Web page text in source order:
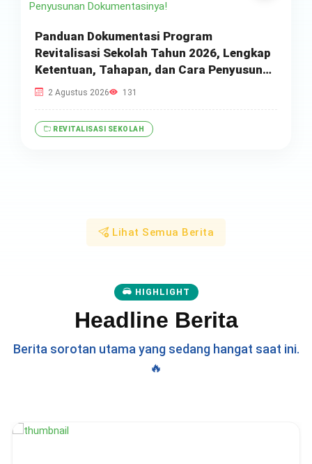
Panduan Dokumentasi Program
Revitalisasi Sekolah Tahun 2026, Lengkap
Ketentuan, Tahapan, dan Cara Penyusunan
Dokumentasinya!
2 Agustus 2026 131
REVITALISASI SEKOLAH
Lihat Semua Berita
HIGHLIGHT
Headline Berita
Berita sorotan utama yang sedang hangat saat ini.
🔥